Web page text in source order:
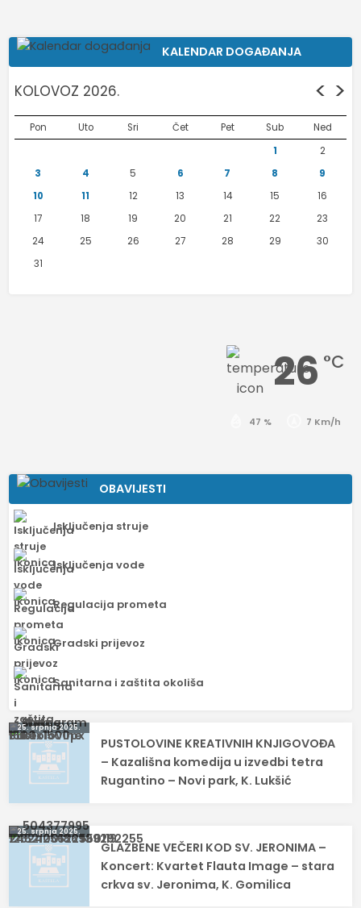
26 °C
47 % 7 Km/h
KALENDAR DOGAĐANJA
KOLOVOZ 2026. < >
Pon Uto Sri Čet Pet Sub
Ned
1
2
3
4 5 6 7 8
9
10
11 12 13 14 15
16
17
18 19 20 21 22
23
24
25 26 27 28 29
30
31
OBAVIJESTI
Isključenja struje
Isključenja vode
Regulacija prometa
Gradski prijevoz
Sanitarna i zaštita okoliša
Navigacija
objava
25. srpnja 2025.
PUSTOLOVINE KREATIVNIH KNJIGOVOĐA
– Kazališna komedija u izvedbi tetra
Rugantino – Novi park, K. Lukšić
25. srpnja 2025.
GLAZBENE VEČERI KOD SV. JERONIMA –
Koncert: Kvartet Flauta Image – stara
crkva sv. Jeronima, K. Gomilica